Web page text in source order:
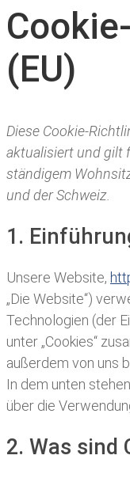
(EU)
Diese Cookie-
aktualisiert und gilt
ständigem
und der Schweiz.
1.
Unsere Website,
„Die Website“)
Technologien (der
unter „Cookies“
außerdem von uns
In dem unten
über die
2. Was sind